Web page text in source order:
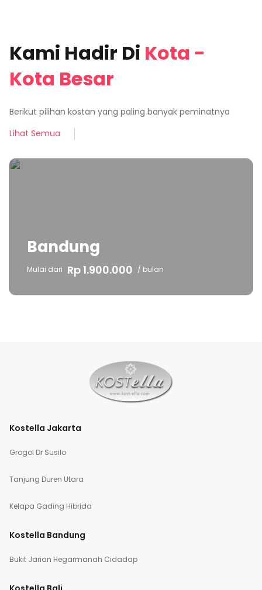
Kami Hadir Di Kota -
Kota Besar
Berikut pilihan kostan yang paling banyak peminatnya
Lihat Semua
Bandung
Mulai dari Rp 1.900.000 / bulan
Kostella Jakarta
Grogol Dr Susilo
Tanjung Duren Utara
Kelapa Gading Hibrida
Kostella Bandung
Bukit Jarian Hegarmanah Cidadap